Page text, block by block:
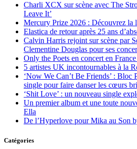
Charli XCX sur scène avec The
Leave It’
Mercury Prize 2026 : Découvrez la
Elastica de retour après 25 ans
Calvin Harris rejoint sur scène par
Clementine Douglas pour ses
Only the Poets en concert en
5 artistes UK incontournables à la
‘Now We Can’t Be Friends’ : Bloc
single pour faire danser les cœurs
‘Shit Love’ : un nouveau single
Un premier album et une toute
Ella
De l’Hyperlove pour Mika au Son
Catégories